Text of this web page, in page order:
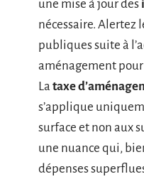
une mise à jour des
nécessaire. Alertez
publiques suite à
aménagement
La taxe
s’applique
surface et non aux
une nuance qui,
dépenses